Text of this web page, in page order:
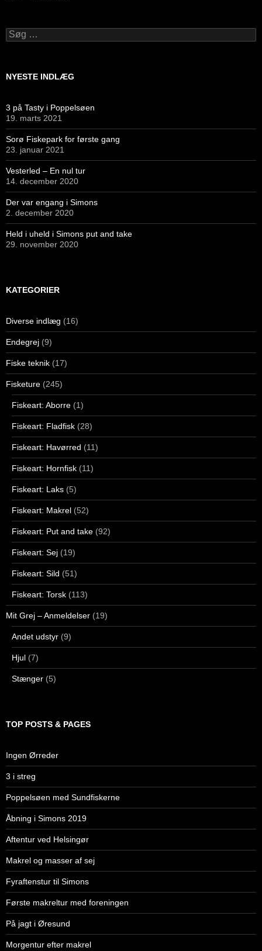
Søg
efter:
NYESTE INDLÆG
3 på Tasty i Poppelsøen
19. marts 2021
Sorø Fiskepark for første gang
23. januar 2021
Vesterled – En nul tur
14. december 2020
Der var engang i Simons
2. december 2020
Held i uheld i Simons put and take
29. november 2020
KATEGORIER
Diverse indlæg (16)
Endegrej (9)
Fiske teknik (17)
Fisketure (245)
Fiskeart: Aborre (1)
Fiskeart: Fladfisk (28)
Fiskeart: Havørred (11)
Fiskeart: Hornfisk (11)
Fiskeart: Laks (5)
Fiskeart: Makrel (52)
Fiskeart: Put and take (92)
Fiskeart: Sej (19)
Fiskeart: Sild (51)
Fiskeart: Torsk (113)
Mit Grej – Anmeldelser (19)
Andet udstyr (9)
Hjul (7)
Stænger (5)
TOP POSTS & PAGES
Ingen Ørreder
3 i streg
Poppelsøen med Sundfiskerne
Åbning i Simons 2019
Aftentur ved Helsingør
Makrel og masser af sej
Fyraftenstur til Simons
Første makreltur med foreningen
På jagt i Øresund
Morgentur efter makrel